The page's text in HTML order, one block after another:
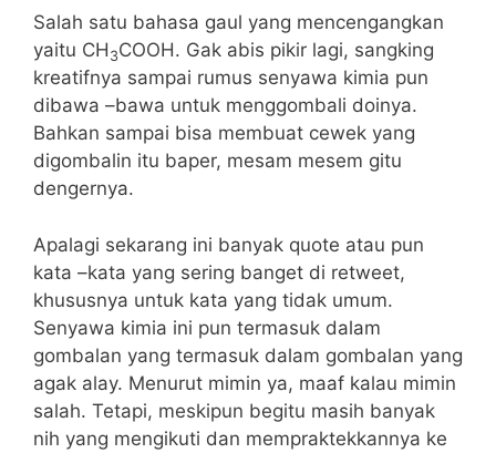
Salah satu bahasa gaul yang mencengangkan
yaitu CH 3COOH. Gak abis pikir lagi, sangking
kreatifnya sampai rumus senyawa kimia pun
dibawa –bawa untuk menggombali doinya.
Bahkan sampai bisa membuat cewek yang
digombalin itu baper, mesam mesem gitu
dengernya.
Apalagi sekarang ini banyak quote atau pun
kata –kata yang sering banget di retweet,
khususnya untuk kata yang tidak umum.
Senyawa kimia ini pun termasuk dalam
gombalan yang termasuk dalam gombalan yang
agak alay. Menurut mimin ya, maaf kalau mimin
salah. Tetapi, meskipun begitu masih banyak
nih yang mengikuti dan mempraktekkannya ke